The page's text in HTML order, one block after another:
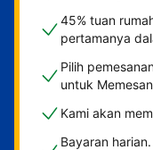
45% tuan
pertamanya
Pilih
untuk Memesan
Kami akan
Bayaran